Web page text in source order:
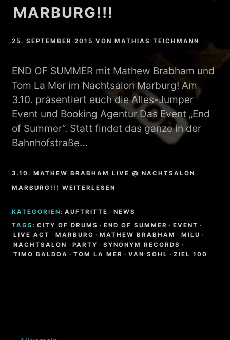
MARBURG!!!
25. SEPTEMBER 2015 VONMATHIAS TEICHMANN
END OF SUMMER mit Mathew Brabham und
Tom La Mer im Nachtsalon Marburg! Am
3.10. präsentiert euch die Alles-Jumper
Event und Booking Agentur Das Event „End
of Summer“. Statt findet das ganze in der
Bahnhofstraße…
3.10. MATHEW BRABHAM LIVE @ NACHTSALON
MARBURG!!! WEITERLESEN
KATEGORIEN: AUFTRITTE · NEWS
TAGS: CITY OF DRUMS · END OF SUMMER · EVENT ·
LIVE ACT · MARBURG · MATHEW BRABHAM · MILU ·
NACHTSALON · PARTY · SYNONYM RECORDS ·
TIMO BALDOA · TOM LA MER · VAN SOHL · ZIEL 100